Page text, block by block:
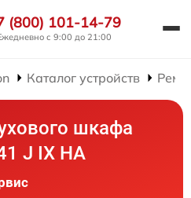
(800) 101-14-79
с 9:00 до 21:00
Каталог устройств
шкафа
J IX HA